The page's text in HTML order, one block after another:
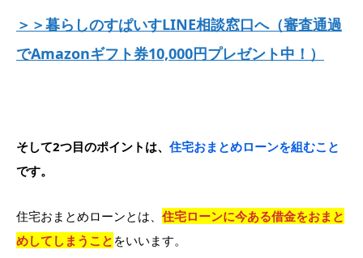
＞＞暮らしのすぱいすLINE相談窓口へ（審査通過
でAmazonギフト券10,000円プレゼント中！）
そして2つ目のポイントは、 住宅おまとめローンを組むこと
です。
住宅おまとめローンとは、 住宅ローンに今ある借金をおまと
めしてしまうこと をいいます。